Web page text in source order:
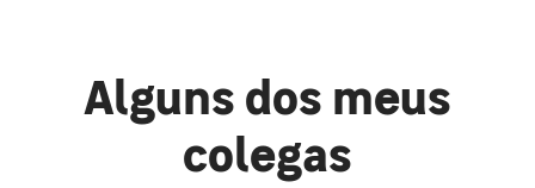
Alguns dos meus
colegas